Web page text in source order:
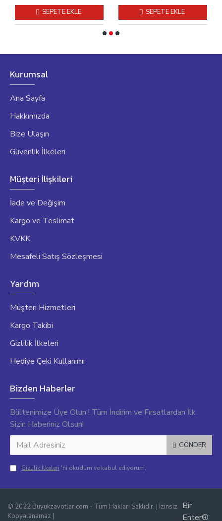
SEPETE EKLE SEPETE EKLE
Kurumsal
Ana Sayfa
Hakkımızda
Bize Ulaşın
Güvenlik İlkeleri
Müşteri İlişkileri
İade ve Değişim
Kargo ve Teslimat
KVKK
Mesafeli Satış Sözleşmesi
Yardım
Müşteri Hizmetleri
Kargo Takibi
Gizlilik İlkeleri
Hediye Çeki Kullanımı
Bizden Haberler
Bültenimize Üye Olun ! Tüm İndirim ve Fırsatlardan İlk
Sizin Haberiniz Olsun!
GÖNDER
Gizlilik İlkeleri 'ni okudum ve kabul ediyorum.
© 2022 Buyukzavotlar.com - Tüm Hakları Saklıdır. | İzinsiz
Kopyalanamaz |
Bir
Enter®